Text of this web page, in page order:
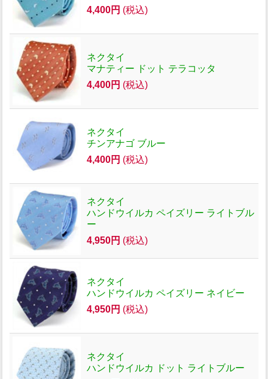
4,400円 (税込)
ネクタイ
マナティー ドット テラコッタ
4,400円 (税込)
ネクタイ
チンアナゴ ブルー
4,400円 (税込)
ネクタイ
ハンドウイルカ ペイズリー ライトブル
ー
4,950円 (税込)
ネクタイ
ハンドウイルカ ペイズリー ネイビー
4,950円 (税込)
ネクタイ
ハンドウイルカ ドット ライトブルー